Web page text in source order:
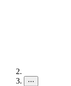
⋯